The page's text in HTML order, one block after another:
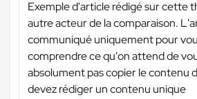
Exemple d'article rédigé sur cette
autre acteur de la comparaison.
communiqué uniquement pour
comprendre ce qu'on attend de
absolument pas copier le contenu
devez rédiger un contenu unique